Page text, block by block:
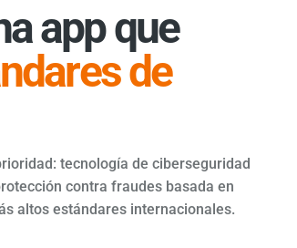
app que
de
tecnología de ciberseguridad
contra fraudes basada en
altos estándares internacionales.